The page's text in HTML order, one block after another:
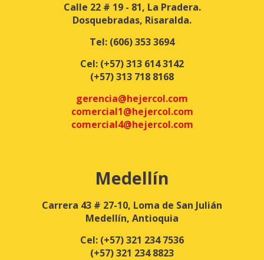
Calle 22 # 19 - 81, La Pradera.
Dosquebradas, Risaralda.
Tel: (606) 353 3694
Cel: (+57) 313 614 3142
(+57) 313 718 8168
gerencia@hejercol.com
comercial1@hejercol.com
comercial4@hejercol.com
Medellín
Carrera 43 # 27-10, Loma de San Julián
Medellín, Antioquia
Cel: (+57) 321 234 7536
(+57) 321 234 8823